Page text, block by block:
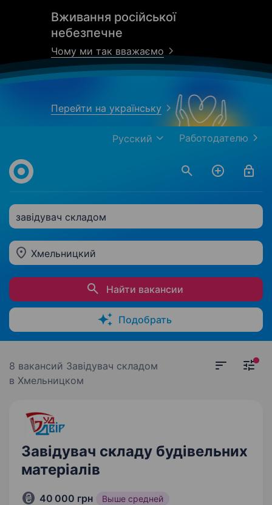
Вживання російської
небезпечне
Чому ми так вважаємо
Перейти на українську
Работодателю
Русский
завідувач складом
Хмельницкий
Найти вакансии
Подобрать
8 вакансий Завідувач складом
в Хмельницком
Завідувач складу будівельних
матеріалів
40 000 грн Выше средней